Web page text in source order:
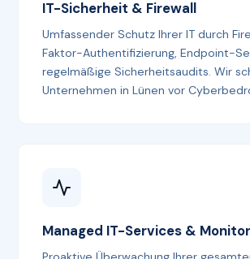
IT-Sicherheit & Firewall
Umfassender Schutz Ihrer IT durch
Faktor-Authentifizierung, Endpoint-
regelmäßige Sicherheitsaudits. Wir
Unternehmen in Lünen vor
Managed IT-Services &